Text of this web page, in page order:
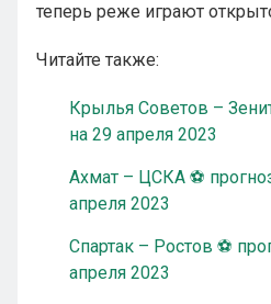
теперь реже играют
Читайте также:
Крылья Советов –
на 29 апреля 2023
Ахмат – ЦСКА ⚽
апреля 2023
Спартак – Ростов ⚽
апреля 2023